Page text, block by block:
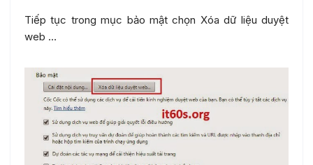
Tiếp tục trong mục bảo mật chọn Xóa dữ liệu duyệt
web …